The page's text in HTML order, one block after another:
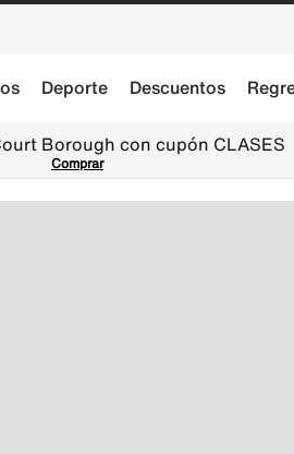
Deporte Descuentos
Borough con cupón CLASES
Comprar